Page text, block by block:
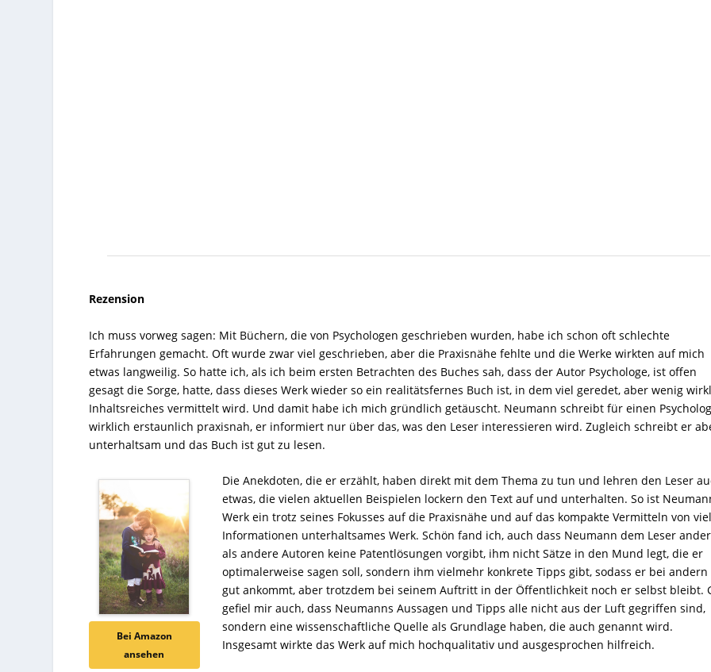
Rezension
Ich muss vorweg sagen: Mit Büchern, die von Psychologen geschrieben wurden, habe ich schon oft schlechte
Erfahrungen gemacht. Oft wurde zwar viel geschrieben, aber die Praxisnähe fehlte und die Werke wirkten auf mich
etwas langweilig. So hatte ich, als ich beim ersten Betrachten des Buches sah, dass der Autor Psychologe, ist offen
gesagt die Sorge, hatte, dass dieses Werk wieder so ein realitätsfernes Buch ist, in dem viel geredet, aber wenig
Inhaltsreiches vermittelt wird. Und damit habe ich mich gründlich getäuscht. Neumann schreibt für einen
wirklich erstaunlich praxisnah, er informiert nur über das, was den Leser interessieren wird. Zugleich schreibt er
unterhaltsam und das Buch ist gut zu lesen.
Bei Amazon
ansehen
Die Anekdoten, die er erzählt, haben direkt mit dem Thema zu tun und lehren den Leser
etwas, die vielen aktuellen Beispielen lockern den Text auf und unterhalten. So ist
Werk ein trotz seines Fokusses auf die Praxisnähe und auf das kompakte Vermitteln von
Informationen unterhaltsames Werk. Schön fand ich, auch dass Neumann dem Leser
als andere Autoren keine Patentlösungen vorgibt, ihm nicht Sätze in den Mund legt, die er
optimalerweise sagen soll, sondern ihm vielmehr konkrete Tipps gibt, sodass er bei andern
gut ankommt, aber trotzdem bei seinem Auftritt in der Öffentlichkeit noch er selbst bleibt.
gefiel mir auch, dass Neumanns Aussagen und Tipps alle nicht aus der Luft gegriffen sind,
sondern eine wissenschaftliche Quelle als Grundlage haben, die auch genannt wird.
Insgesamt wirkte das Werk auf mich hochqualitativ und ausgesprochen hilfreich.